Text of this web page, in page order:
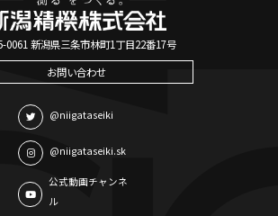
0061 新潟県三条市林町1丁目22番17号
お問い合わせ
@niigataseiki
@niigataseiki.sk
公式動画チャンネ
ル